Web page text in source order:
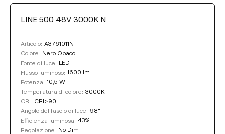
LINE 500 48V 3000K N
Articolo: A3761011N
Colore: Nero Opaco
Fonte di luce: LED
Flusso luminoso: 1600 lm
Potenza: 10,5 W
Temperatura di colore: 3000K
CRI: CRI>90
Angolo del fascio di luce: 98°
Efficienza luminosa: 43%
Regolazione: No Dim